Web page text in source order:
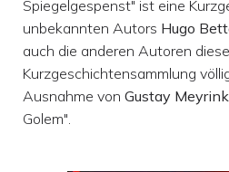
Spiegelgespenst" ist eine
unbekannten Autors Hugo
auch die anderen Autoren
Kurzgeschichtensammlung
Ausnahme von Gustay
Golem".